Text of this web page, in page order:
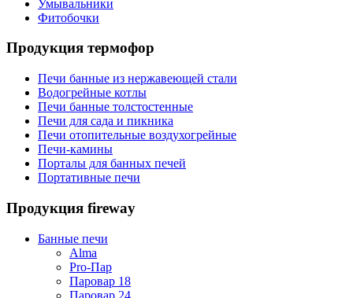
Умывальники
Фитобочки
Продукция термофор
Печи банные из нержавеющей стали
Водогрейные котлы
Печи банные толстостенные
Печи для сада и пикника
Печи отопительные воздухогрейные
Печи-камины
Порталы для банных печей
Портативные печи
Продукция fireway
Банные печи
Alma
Pro-Пар
Паровар 18
Паровар 24